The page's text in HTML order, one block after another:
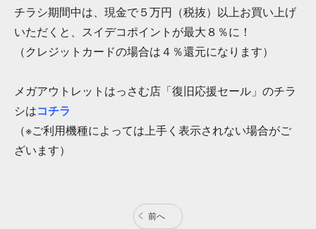
チラシ期間中は、現金で５万円（税抜）以上お買い上げ
いただくと、スイデコポイントが最大８％に！
（クレジットカードの場合は４％還元になります）
メガアウトレットはっさむ店「復旧応援セール」のチラ
シはコチラ
（※ご利用機種によっては上手く表示されない場合がご
ざいます）
前へ